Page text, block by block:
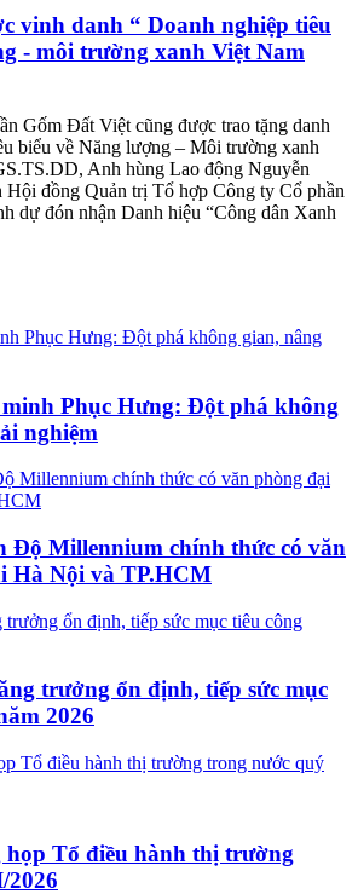
vinh danh “ Doanh nghiệp tiêu
- môi trường xanh Việt Nam
Gốm Đất Việt cũng được trao tặng danh
biểu về Năng lượng – Môi trường xanh
Anh hùng Lao động Nguyễn
Hội đồng Quản trị Tổ hợp Công ty Cổ phần
dự đón nhận Danh hiệu “Công dân Xanh
Phục Hưng: Đột phá không
nghiệm
Độ Millennium chính thức có văn
Hà Nội và TP.HCM
trưởng ổn định, tiếp sức mục
2026
Tổ điều hành thị trường
2026